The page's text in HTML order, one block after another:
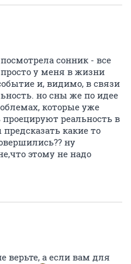
сонник - все
у меня в жизни
и, видимо, в связи
но сны же по идее
которые уже
реальность в
какие то
ну
этому не надо
верьте, а если вам для